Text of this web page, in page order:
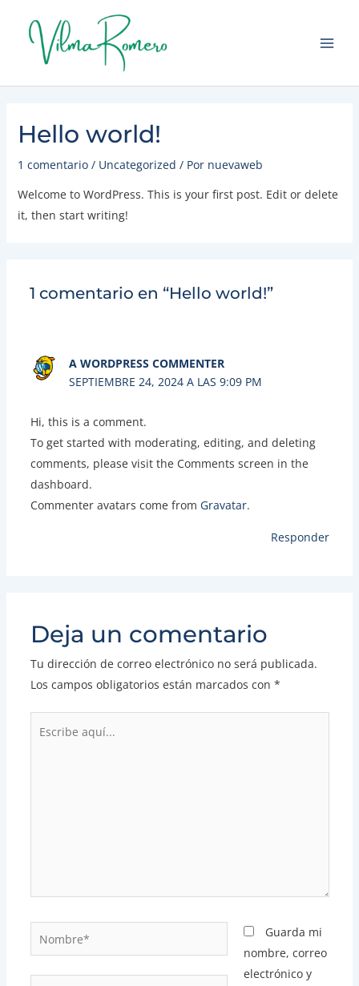
contenido
Hello world!
1 comentario/ Uncategorized / Por nuevaweb
Welcome to WordPress. This is your first post. Edit or delete
it, then start writing!
1 comentario en “Hello world!”
A WORDPRESS COMMENTER
SEPTIEMBRE 24, 2024 A LAS 9:09 PM
Hi, this is a comment.
To get started with moderating, editing, and deleting
comments, please visit the Comments screen in the
dashboard.
Commenter avatars come from Gravatar.
Responder
Deja un comentario
Tu dirección de correo electrónico no será publicada.
Los campos obligatorios están marcados con *
Nombre*
Guarda mi
nombre, correo
electrónico y